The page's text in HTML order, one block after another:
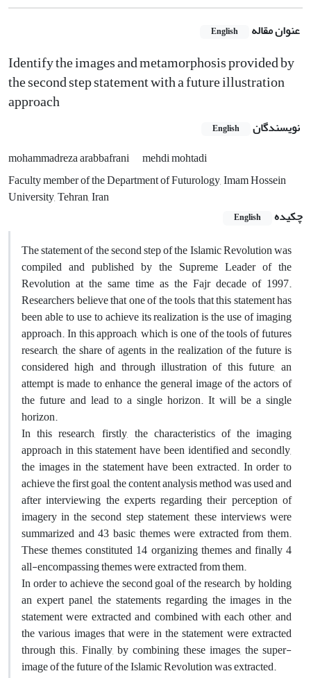
عنوان مقاله English
Identify the images and metamorphosis provided by
the second step statement with a future illustration
approach
نویسندگان English
mohammadreza arabbafrani
mehdi mohtadi
Faculty member of the Department of Futurology, Imam Hossein
University, Tehran, Iran
چکیده
English
The statement of the second step of the Islamic Revolution was
compiled and published by the Supreme Leader of the
Revolution at the same time as the Fajr decade of 1997.
Researchers believe that one of the tools that this statement has
been able to use to achieve its realization is the use of imaging
approach. In this approach, which is one of the tools of futures
research, the share of agents in the realization of the future is
considered high and through illustration of this future, an
attempt is made to enhance the general image of the actors of
the future and lead to a single horizon. It will be a single
horizon.
In this research, firstly, the characteristics of the imaging
approach in this statement have been identified and secondly,
the images in the statement have been extracted. In order to
achieve the first goal, the content analysis method was used and
after interviewing the experts regarding their perception of
imagery in the second step statement, these interviews were
summarized and 43 basic themes were extracted from them.
These themes constituted 14 organizing themes and finally 4
all-encompassing themes were extracted from them.
In order to achieve the second goal of the research, by holding
an expert panel, the statements regarding the images in the
statement were extracted and combined with each other, and
the various images that were in the statement were extracted
through this. Finally, by combining these images, the super-
image of the future of the Islamic Revolution was extracted.